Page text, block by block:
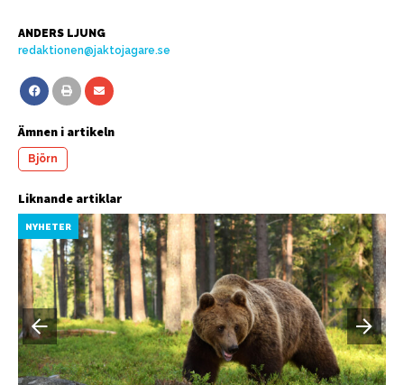
ANDERS LJUNG
redaktionen@jaktojagare.se
Ämnen i artikeln
Björn
Liknande artiklar
NYHETER